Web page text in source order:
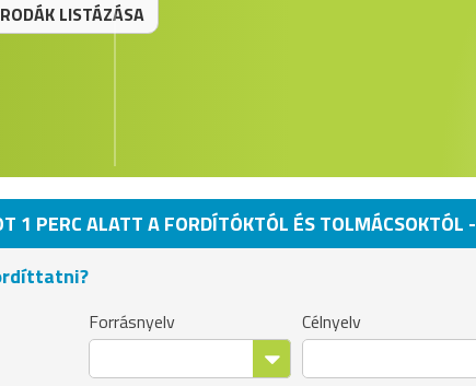
LISTÁZÁSA
1 PERC ALATT A FORDÍTÓKTÓL ÉS TOLMÁCSOKTÓL -
Forrásnyelv
Célnyelv